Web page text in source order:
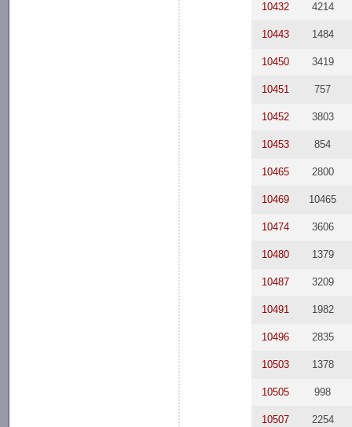
10432 4214
10443 1484
10450 3419
10451 757
10452 3803
10453 854
10465 2800
10469 10465
10474 3606
10480 1379
10487 3209
10491 1982
10496 2835
10503 1378
10505 998
10507 2254